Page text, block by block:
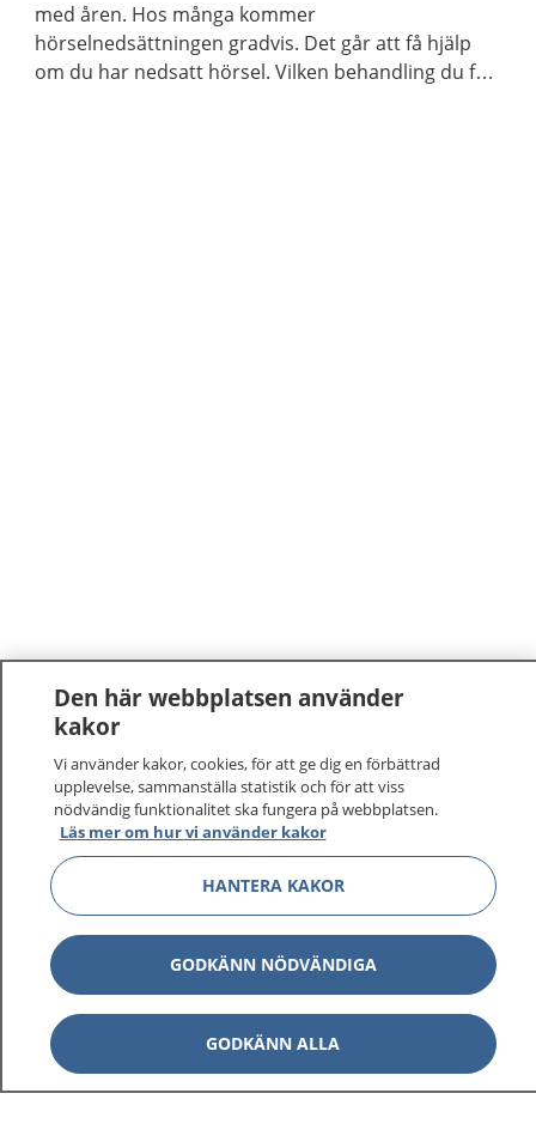
med åren. Hos många kommer
hörselnedsättningen gradvis. Det går att få hjälp
om du har nedsatt hörsel. Vilken behandling du får
1177–tryggt om din hälsa och vård
På 1177.se får du råd om hälsa och information om
sjukdomar och vilka mottagningar du kan kontakta.
Logga in för att läsa din journal och göra dina
vårdärenden. Ring telefonnummer 1177 för
sjukvårdsrådgivning dygnet runt.
1177 ger dig råd när du vill må bättre.
Den här webbplatsen använder
kakor
Vi använder kakor, cookies, för att ge dig en förbättrad
upplevelse, sammanställa statistik och för att viss
nödvändig funktionalitet ska fungera på webbplatsen.
Läs mer om hur vi använder kakor
HANTERA KAKOR
GODKÄNN NÖDVÄNDIGA
GODKÄNN ALLA